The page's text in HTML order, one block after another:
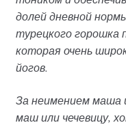
долей дневной
турецкого горошка
которая очень
йогов.
За неимением маша
маш или чечевицу,